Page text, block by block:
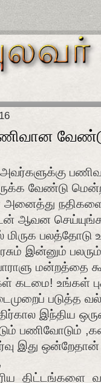
பணிவான
அவர்களுக்கு
வேண்டு
ஆவன
மிருக பலத்தோடு
இன்னும்
மன்றத்தை
கடமை! உங்கள்
படுத்த
இந்திய
பணிவோடும்
இது
திட்டங்களை